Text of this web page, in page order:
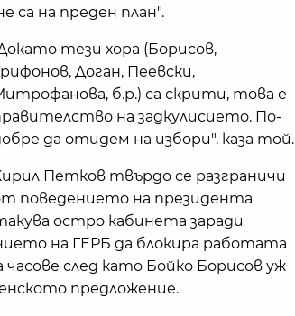
са на преден план".
тези хора (Борисов,
Доган, Пеевски,
б.р.) са скрити, това е
на задкулисието. По-
да отидем на избори", каза той.
Петков твърдо се разграничи
поведението на президента
остро кабинета заради
на ГЕРБ да блокира работата
след като Бойко Борисов уж
предложение.